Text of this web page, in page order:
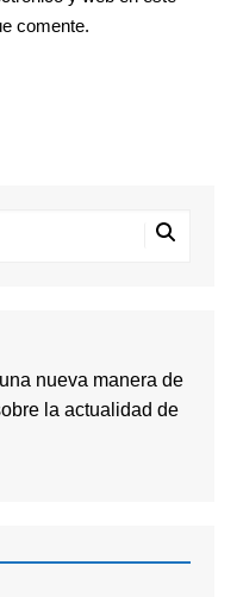
comente.
nueva manera de
la actualidad de